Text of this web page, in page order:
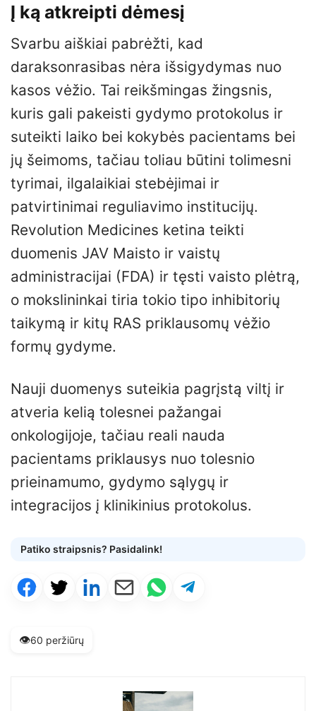
Į ką atkreipti dėmesį
Svarbu aiškiai pabrėžti, kad
daraksonrasibas nėra išsigydymas nuo
kasos vėžio. Tai reikšmingas žingsnis,
kuris gali pakeisti gydymo protokolus ir
suteikti laiko bei kokybės pacientams bei
jų šeimoms, tačiau toliau būtini tolimesni
tyrimai, ilgalaikiai stebėjimai ir
patvirtinimai reguliavimo institucijų.
Revolution Medicines ketina teikti
duomenis JAV Maisto ir vaistų
administracijai (FDA) ir tęsti vaisto plėtrą,
o mokslininkai tiria tokio tipo inhibitorių
taikymą ir kitų RAS priklausomų vėžio
formų gydyme.
Nauji duomenys suteikia pagrįstą viltį ir
atveria kelią tolesnei pažangai
onkologijoje, tačiau reali nauda
pacientams priklausys nuo tolesnio
prieinamumo, gydymo sąlygų ir
integracijos į klinikinius protokolus.
Patiko straipsnis? Pasidalink!
👁️60 peržiūrų